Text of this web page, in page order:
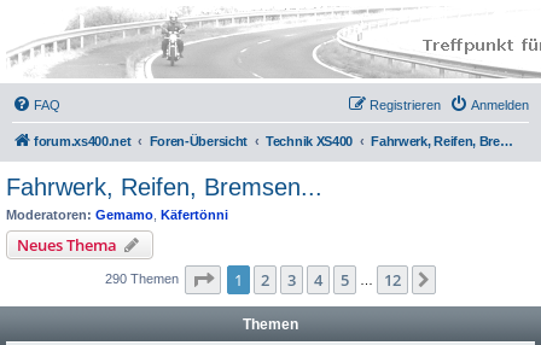
FAQ Anmelden
Registrieren
forum.xs400.net Foren-Übersicht Technik XS400 Fahrwerk, Reifen, Bremsen...
Fahrwerk, Reifen, Bremsen...
Moderatoren: Gemamo Käfertönni
Neues Thema
290 Themen Seite 1von 12
1 2 3 4 5 12
Themen